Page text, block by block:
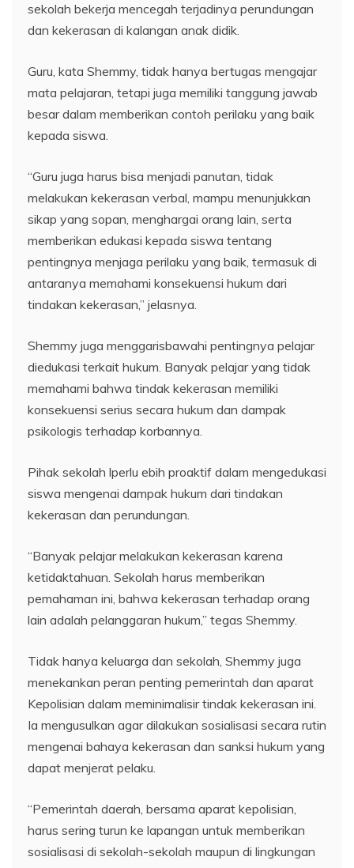
sekolah bekerja mencegah terjadinya perundungan
dan kekerasan di kalangan anak didik.
Guru, kata Shemmy, tidak hanya bertugas mengajar
mata pelajaran, tetapi juga memiliki tanggung jawab
besar dalam memberikan contoh perilaku yang baik
kepada siswa.
“Guru juga harus bisa menjadi panutan, tidak
melakukan kekerasan verbal, mampu menunjukkan
sikap yang sopan, menghargai orang lain, serta
memberikan edukasi kepada siswa tentang
pentingnya menjaga perilaku yang baik, termasuk di
antaranya memahami konsekuensi hukum dari
tindakan kekerasan,” jelasnya.
Shemmy juga menggarisbawahi pentingnya pelajar
diedukasi terkait hukum. Banyak pelajar yang tidak
memahami bahwa tindak kekerasan memiliki
konsekuensi serius secara hukum dan dampak
psikologis terhadap korbannya.
Pihak sekolah lperlu ebih proaktif dalam mengedukasi
siswa mengenai dampak hukum dari tindakan
kekerasan dan perundungan.
“Banyak pelajar melakukan kekerasan karena
ketidaktahuan. Sekolah harus memberikan
pemahaman ini, bahwa kekerasan terhadap orang
lain adalah pelanggaran hukum,” tegas Shemmy.
Tidak hanya keluarga dan sekolah, Shemmy juga
menekankan peran penting pemerintah dan aparat
Kepolisian dalam meminimalisir tindak kekerasan ini.
Ia mengusulkan agar dilakukan sosialisasi secara rutin
mengenai bahaya kekerasan dan sanksi hukum yang
dapat menjerat pelaku.
“Pemerintah daerah, bersama aparat kepolisian,
harus sering turun ke lapangan untuk memberikan
sosialisasi di sekolah-sekolah maupun di lingkungan